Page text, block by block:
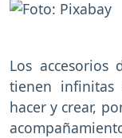
Los
tienen
hacer y crear,